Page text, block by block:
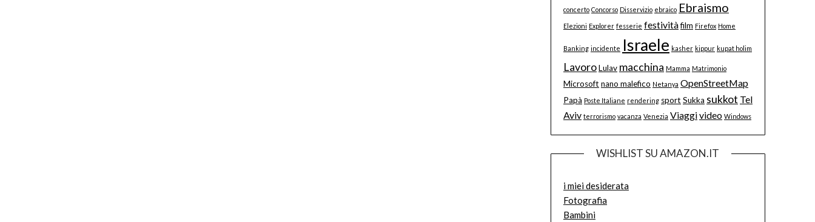
concerto Concorso Disservizio ebraico Ebraismo
Elezioni Explorer fesserie festivitàfilm Firefox Home
Banking incidente Israele kasher kippur kupat holim
LavoroLulav macchina Mamma Matrimonio
Microsoft nano malefico Netanya OpenStreetMap
Papà Poste Italiane rendering sport Sukka sukkot Tel
Aviv terrorismo vacanza Venezia Viaggivideo Windows
WISHLIST SU AMAZON.IT
i miei desiderata
Fotografia
Bambini